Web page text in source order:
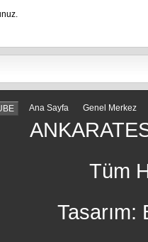
Ana Sayfa Genel Merkez
Tüm
Tasarım: